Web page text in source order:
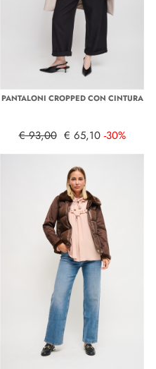
PANTALONI CROPPED CON CINTURA
€ 93,00 € 65,10 -30%